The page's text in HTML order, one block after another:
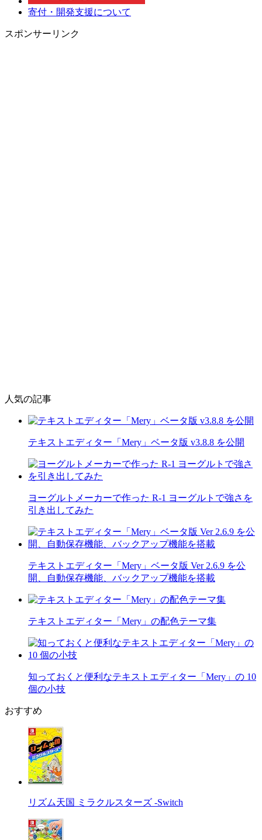
寄付・開発支援について
スポンサーリンク
人気の記事
テキストエディター「Mery」ベータ版 v3.8.8 を公開
ヨーグルトメーカーで作った R-1 ヨーグルトで強さを
引き出してみた
テキストエディター「Mery」ベータ版 Ver 2.6.9 を公
開、自動保存機能、バックアップ機能を搭載
テキストエディター「Mery」の配色テーマ集
知っておくと便利なテキストエディター「Mery」の 10
個の小技
おすすめ
リズム天国 ミラクルスターズ -Switch